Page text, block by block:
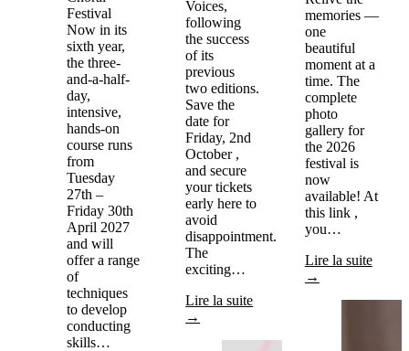
Festival
Now in its
sixth year,
the three-
and-a-half-
day,
intensive,
hands-on
course runs
from
Tuesday
27th –
Friday 30th
April 2027
and will
offer a range
of
techniques
to develop
conducting
skills…
Voices,
following
the success
of its
previous
two editions.
Save the
date for
Friday, 2nd
October ,
and secure
your tickets
early here to
avoid
disappointment.
The
exciting…
Lire la suite
→
memories —
one
beautiful
moment at a
time. The
complete
photo
gallery for
the 2026
festival is
now
available! At
this link ,
you…
Lire la suite
→